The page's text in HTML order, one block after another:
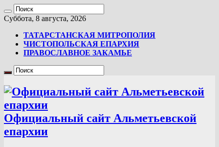
Суббота, 8 августа, 2026
ТАТАРСТАНСКАЯ МИТРОПОЛИЯ
ЧИСТОПОЛЬСКАЯ ЕПАРХИЯ
ПРАВОСЛАВНОЕ ЗАКАМЬЕ
Официальный сайт Альметьевской
епархии